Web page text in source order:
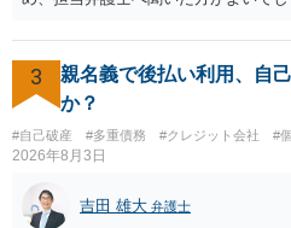
3
親名義で後払い利用、自
か？
#自己破産 #多重債務 #クレジット会社 #
2026年8月3日
吉田 雄大 弁護士